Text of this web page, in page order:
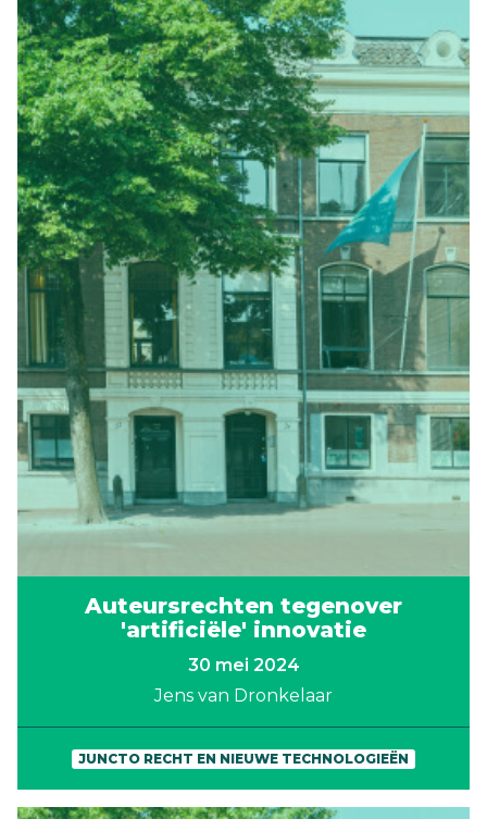
Auteursrechten tegenover
'artificiële' innovatie
30 mei 2024
Jens van Dronkelaar
JUNCTO RECHT EN NIEUWE TECHNOLOGIEËN